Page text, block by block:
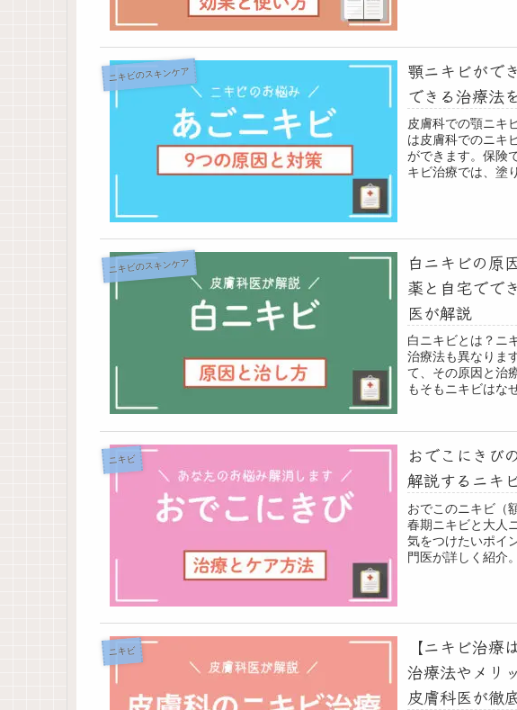
ニキビのスキンケア
顎ニキビがで
できる治療法
皮膚科での顎ニキ
は皮膚科でのニキ
ができます。保険
キビ治療では、塗
ニキビのスキンケア
白ニキビの原
薬と自宅でで
医が解説
白ニキビとは？ニ
治療法も異なりま
て、その原因と治
もそもニキビはな
ニキビ
おでこにきび
解説するニキ
おでこのニキビ（
春期ニキビと大人
気をつけたいポイ
門医が詳しく紹介
ニキビ
【ニキビ治
治療法やメリ
皮膚科医が徹